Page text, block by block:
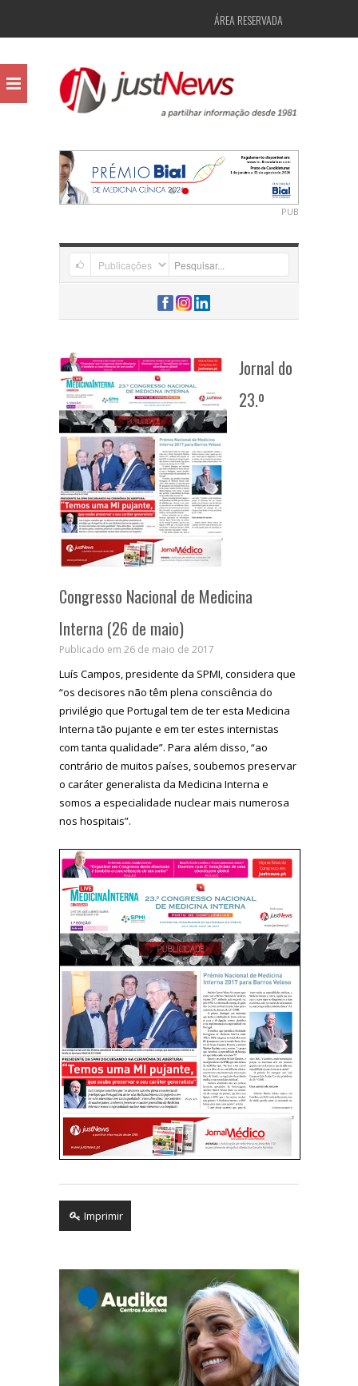
ÁREA RESERVADA
PUB
Jornal do
23.º
Congresso Nacional de Medicina
Interna (26 de maio)
Publicado em 26 de maio de 2017
Luís Campos, presidente da SPMI, considera que
“os decisores não têm plena consciência do
privilégio que Portugal tem de ter esta Medicina
Interna tão pujante e em ter estes internistas
com tanta qualidade”. Para além disso, “ao
contrário de muitos países, soubemos preservar
o caráter generalista da Medicina Interna e
somos a especialidade nuclear mais numerosa
nos hospitais”.
Imprimir